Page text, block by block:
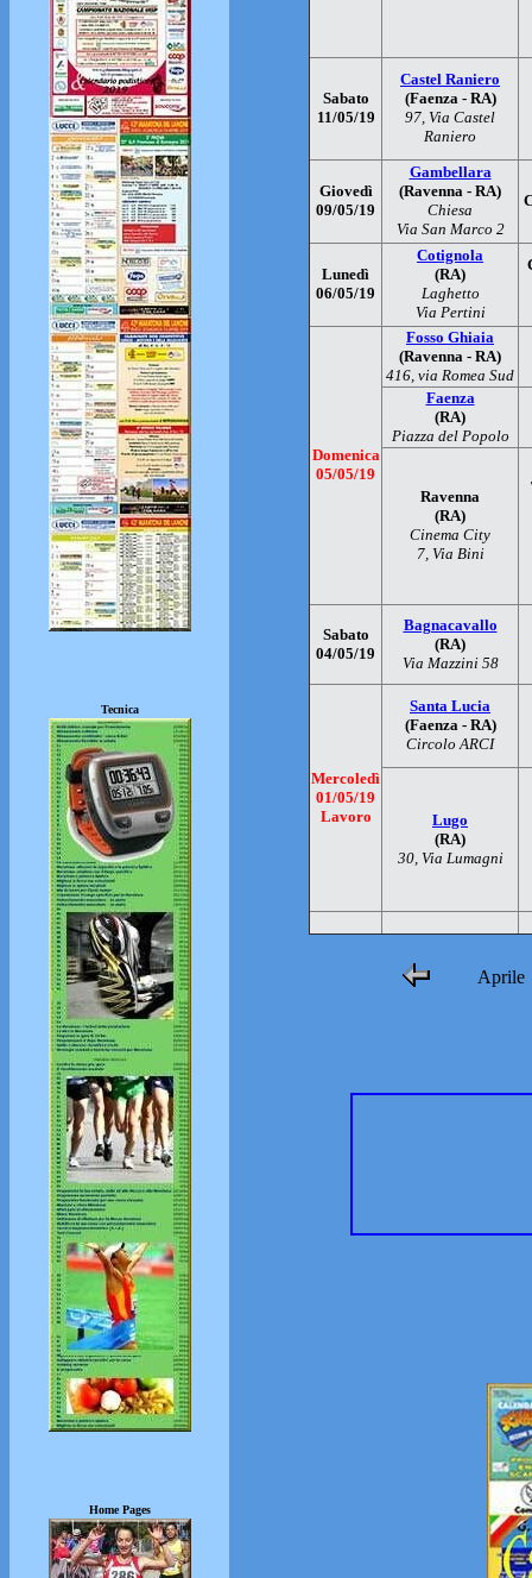
Sabato
11/05/19
Castel Raniero
(Faenza - RA)
97, Via Castel
Raniero
Giovedì
09/05/19
Gambellara
(Ravenna - RA)
Chiesa
Via San Marco 2
Lunedì
06/05/19
Cotignola
(RA)
Laghetto
Via Pertini
Domenica
05/05/19
Fosso Ghiaia
(Ravenna - RA)
416, via Romea Sud
Faenza
(RA)
Piazza del Popolo
Ravenna
(RA)
Cinema City
7, Via Bini
Sabato
04/05/19
Bagnacavallo
(RA)
Via Mazzini 58
Mercoledì
01/05/19
Lavoro
Santa Lucia
(Faenza - RA)
Circolo ARCI
Lugo
(RA)
30, Via Lumagni
Aprile
Tecnica
Home Pages